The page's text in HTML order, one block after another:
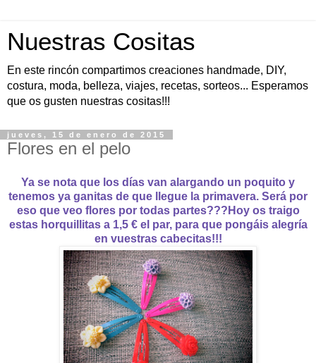
Nuestras Cositas
En este rincón compartimos creaciones handmade, DIY,
costura, moda, belleza, viajes, recetas, sorteos... Esperamos
que os gusten nuestras cositas!!!
jueves, 15 de enero de 2015
Flores en el pelo
Ya se nota que los días van alargando un poquito y
tenemos ya ganitas de que llegue la primavera. Será por
eso que veo flores por todas partes???Hoy os traigo
estas horquillitas a 1,5 € el par, para que pongáis alegría
en vuestras cabecitas!!!